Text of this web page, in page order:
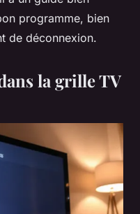
programme, bien
de déconnexion.
la grille TV